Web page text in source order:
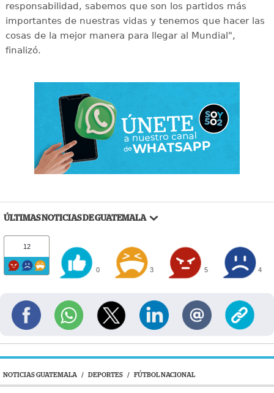
responsabilidad, sabemos que son los partidos más
importantes de nuestras vidas y tenemos que hacer las
cosas de la mejor manera para llegar al Mundial",
finalizó.
ÚLTIMAS NOTICIAS DE GUATEMALA
12
0 3 5 4
NOTICIAS GUATEMALA / DEPORTES / FÚTBOL NACIONAL